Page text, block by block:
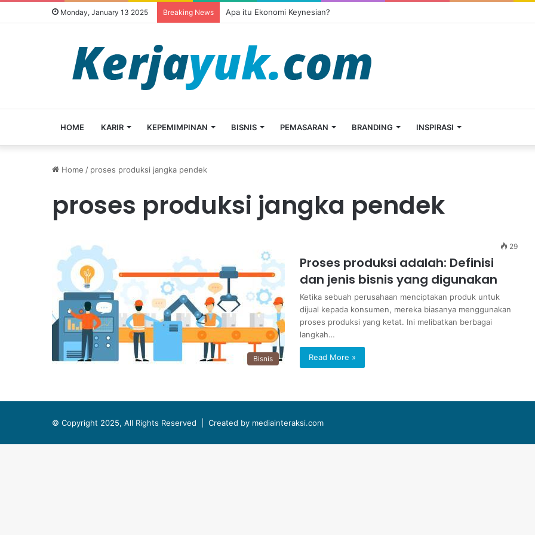
Monday, January 13 2025 Breaking News Apa itu Ekonomi Keynesian?
HOME KARIR KEPEMIMPINAN BISNIS PEMASARAN BRANDING INSPIRASI
Home / proses produksi jangka pendek
proses produksi jangka pendek
Bisnis
29
Proses produksi adalah: Definisi
dan jenis bisnis yang digunakan
Ketika sebuah perusahaan menciptakan produk untuk
dijual kepada konsumen, mereka biasanya menggunakan
proses produksi yang ketat. Ini melibatkan berbagai
langkah…
Read More »
© Copyright 2025, All Rights Reserved | Created by mediainteraksi.com